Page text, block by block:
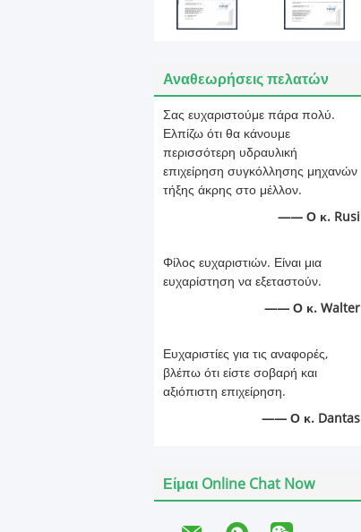
Αναθεωρήσεις πελατών
Σας ευχαριστούμε πάρα πολύ.
Ελπίζω ότι θα κάνουμε
περισσότερη υδραυλική
επιχείρηση συγκόλλησης μηχανών
τήξης άκρης στο μέλλον.
—— Ο κ. Rusi
Φίλος ευχαριστιών. Είναι μια
ευχαρίστηση να εξεταστούν.
—— Ο κ. Walter
Ευχαριστίες για τις αναφορές,
βλέπω ότι είστε σοβαρή και
αξιόπιστη επιχείρηση.
—— Ο κ. Dantas
Είμαι Online Chat Now